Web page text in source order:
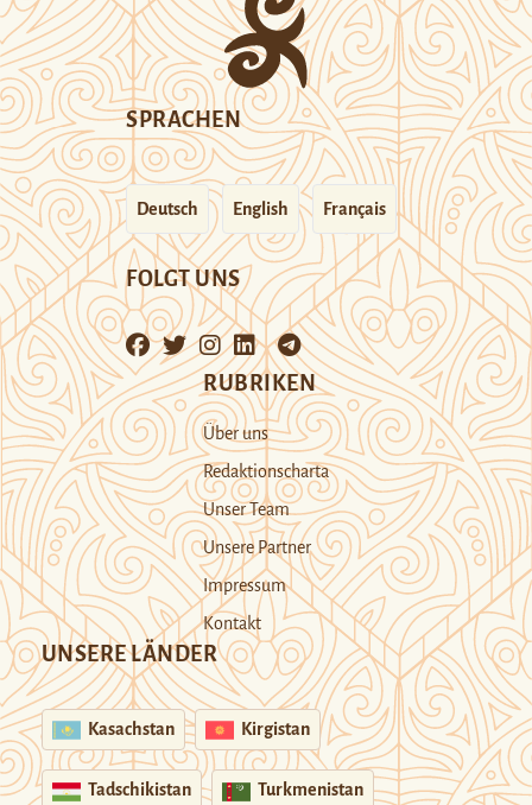
SPRACHEN
Deutsch English Français
FOLGT UNS
RUBRIKEN
Über uns
Redaktionscharta
Unser Team
Unsere Partner
Impressum
Kontakt
UNSERE LÄNDER
Kasachstan Kirgistan
Tadschikistan Turkmenistan